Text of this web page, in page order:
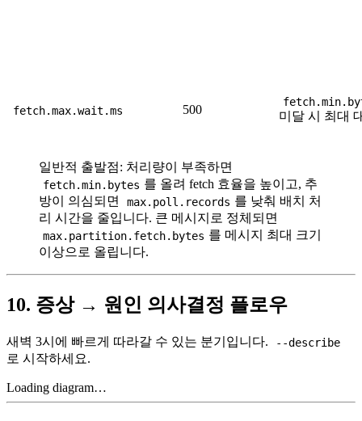
fetch.max.wait.ms 500 미달 시 최대
일반적 출발점: 처리량이 부족하면
fetch.min.bytes 를 올려 fetch 효율을 높이고, 추
방이 의심되면
max.poll.records 를 낮춰 배치 처
리 시간을 줄입니다. 큰 메시지로 정체되면
max.partition.fetch.bytes 를 메시지 최대 크기
이상으로 올립니다.
10. 증상 → 원인 의사결정 플로우
새벽 3시에 빠르게 따라갈 수 있는 분기입니다. --describe
로 시작하세요.
Loading diagram…